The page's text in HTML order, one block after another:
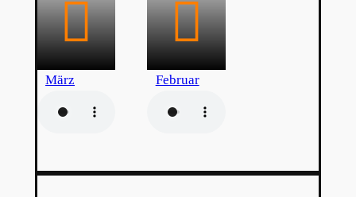
März Februar